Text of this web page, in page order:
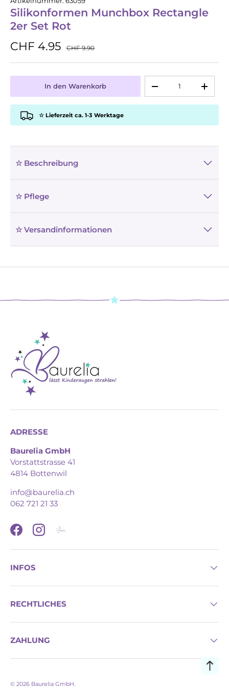
Silikonformen Munchbox Rectangle
2er Set Rot
CHF 4.95 CHF 9.90
-
+
In den Warenkorb
☆ Lieferzeit ca. 1-3 Werktage
☆ Beschreibung
☆ Pflege
☆ Versandinformationen
ADRESSE
Baurelia GmbH
Vorstattstrasse 41
4814 Bottenwil
info@baurelia.ch
062 721 21 33
FacebookInstagram
INFOS
RECHTLICHES
ZAHLUNG
© 2026 Baurelia GmbH.